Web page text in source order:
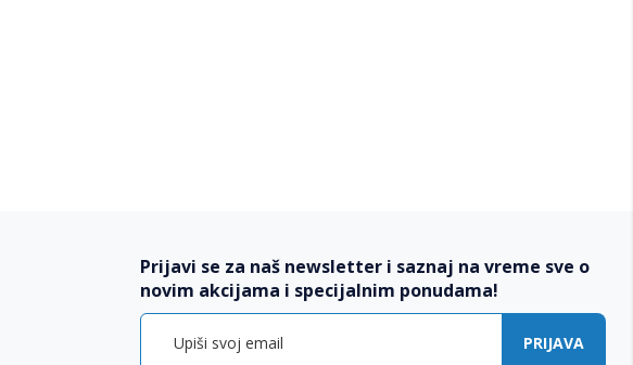
Prijavi se za naš newsletter i saznaj na vreme sve o
novim akcijama i specijalnim ponudama!
PRIJAVA